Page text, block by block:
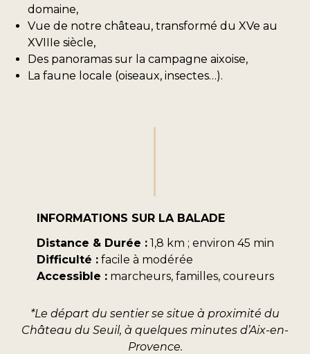
domaine,
Vue de notre château, transformé du XVe au
XVIIIe siècle,
Des panoramas sur la campagne aixoise,
La faune locale (oiseaux, insectes…).
INFORMATIONS SUR LA BALADE
Distance & Durée :1,8 km ; environ 45 min
Difficulté :facile à modérée
Accessible :marcheurs, familles, coureurs
*Le départ du sentier se situe à proximité du
Château du Seuil, à quelques minutes d’Aix-en-
Provence.